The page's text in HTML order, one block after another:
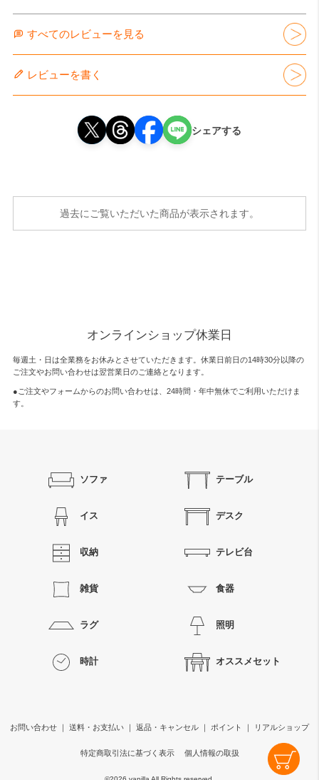
すべてのレビューを見る
レビューを書く
シェアする
過去にご覧いただいた商品が表示されます。
オンラインショップ休業日
毎週土・日は全業務をお休みとさせていただきます。休業日前日の14時30分以降の
ご注文やお問い合わせは翌営業日のご連絡となります。
●ご注文やフォームからのお問い合わせは、 24時間・年中無休でご利用いただけま
す。
ソファ テーブル
イス デスク
収納 テレビ台
雑貨 食器
ラグ 照明
時計 オススメセット
お問い合わせ ｜ 送料・お支払い ｜ 返品・キャンセル ｜ ポイント ｜ リアルショップ
特定商取引法に基づく表示 個人情報の取扱